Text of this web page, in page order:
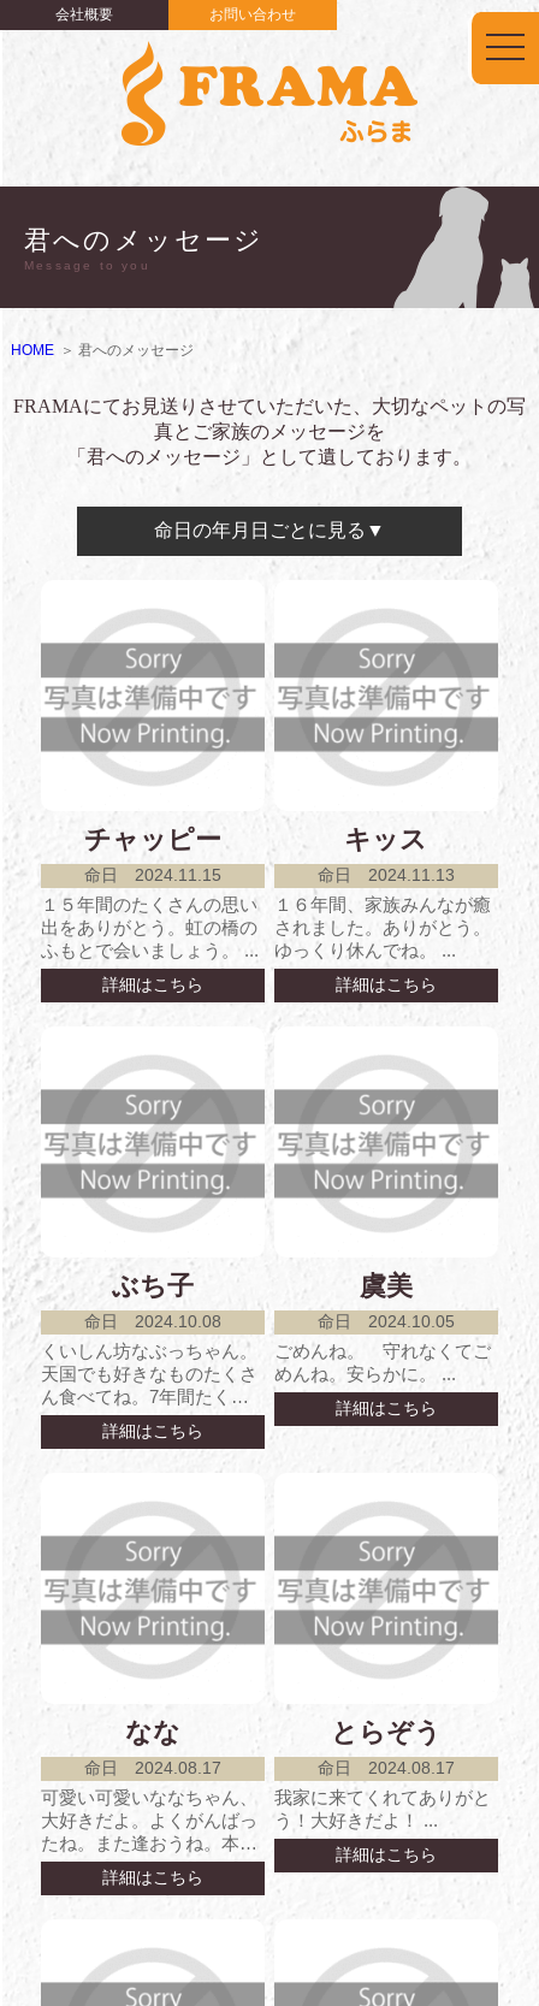
会社概要 お問い合わせ
君へのメッセージ
Message to you
HOME 君へのメッセージ
FRAMAにてお見送りさせていただいた、大切なペットの写
真とご家族のメッセージを
「君へのメッセージ」として遺しております。
命日の年月日ごとに見る▼
チャッピー
命日 2024.11.15
１５年間のたくさんの思い
出をありがとう。虹の橋の
ふもとで会いましょう。 ...
詳細はこちら
キッス
命日 2024.11.13
１６年間、家族みんなが癒
されました。ありがとう。
ゆっくり休んでね。 ...
詳細はこちら
ぶち子
命日 2024.10.08
くいしん坊なぶっちゃん。
天国でも好きなものたくさ
ん食べてね。7年間たくさ
んの愛をありがとう。生ま
れてきてくれてありがと...
詳細はこちら
虞美
命日 2024.10.05
ごめんね。 守れなくてご
めんね。安らかに。 ...
詳細はこちら
なな
命日 2024.08.17
可愛い可愛いななちゃん、
大好きだよ。よくがんばっ
たね。また逢おうね。本当
にありがとう！！ ...
詳細はこちら
とらぞう
命日 2024.08.17
我家に来てくれてありがと
う！大好きだよ！ ...
詳細はこちら